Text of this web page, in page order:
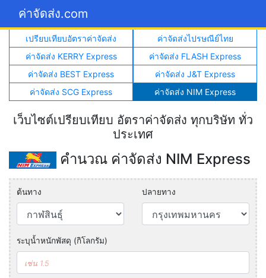
ค่าจัดส่ง.com
เปรียบเทียบอัตราค่าจัดส่ง
ค่าจัดส่งไปรษณีย์ไทย
ค่าจัดส่ง KERRY Express
ค่าจัดส่ง FLASH Express
ค่าจัดส่ง BEST Express
ค่าจัดส่ง J&T Express
ค่าจัดส่ง SCG Express
ค่าจัดส่ง NIM Express
เว็บไซต์เปรียบเทียบ อัตราค่าจัดส่ง ทุกบริษัท ทั่ว
ประเทศ
คำนวณ ค่าจัดส่ง NIM Express
ต้นทาง ปลายทาง
ระบุน้ำหนักพัสดุ (กิโลกรัม)